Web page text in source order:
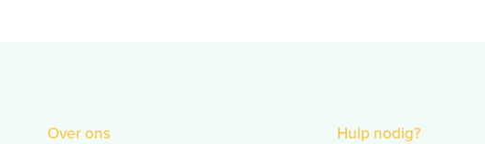
Over ons Hulp nodig?